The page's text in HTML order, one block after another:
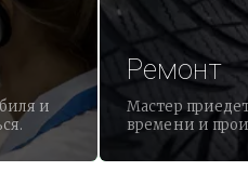
и
Ремонт
Мастер
времени и